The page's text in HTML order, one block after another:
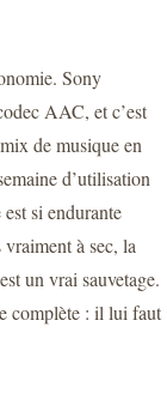
Sony
AAC, et c’est
de musique en
d’utilisation
si endurante
à sec, la
un vrai sauvetage.
complète : il lui faut